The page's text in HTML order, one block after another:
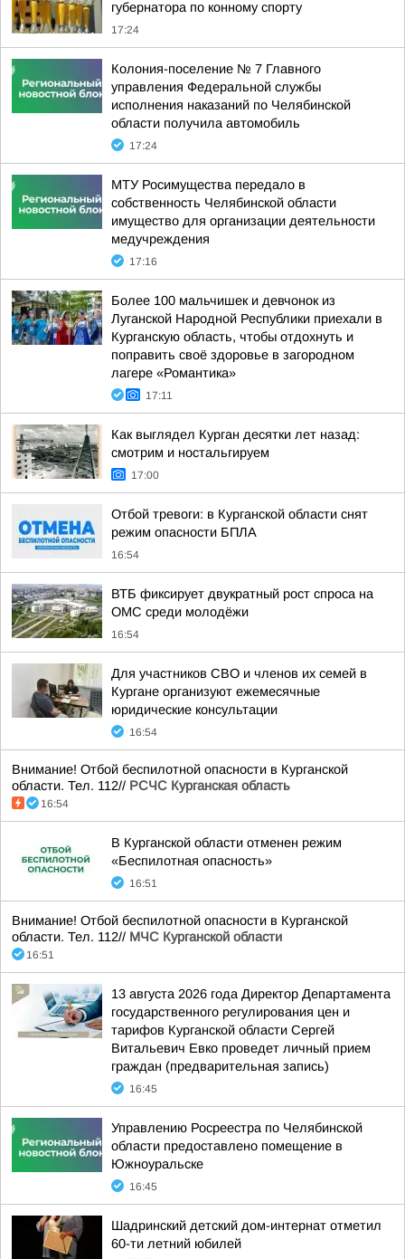
губернатора по конному спорту
17:24
Колония-поселение № 7 Главного
управления Федеральной службы
исполнения наказаний по Челябинской
области получила автомобиль
17:24
МТУ Росимущества передало в
собственность Челябинской области
имущество для организации деятельности
медучреждения
17:16
Более 100 мальчишек и девчонок из
Луганской Народной Республики приехали в
Курганскую область, чтобы отдохнуть и
поправить своё здоровье в загородном
лагере «Романтика»
17:11
Как выглядел Курган десятки лет назад:
смотрим и ностальгируем
17:00
Отбой тревоги: в Курганской области снят
режим опасности БПЛА
16:54
ВТБ фиксирует двукратный рост спроса на
ОМС среди молодёжи
16:54
Для участников СВО и членов их семей в
Кургане организуют ежемесячные
юридические консультации
16:54
Внимание! Отбой беспилотной опасности в Курганской
области. Тел. 112// РСЧС Курганская область
16:54
В Курганской области отменен режим
«Беспилотная опасность»
16:51
Внимание! Отбой беспилотной опасности в Курганской
области. Тел. 112// МЧС Курганской области
16:51
13 августа 2026 года Директор Департамента
государственного регулирования цен и
тарифов Курганской области Сергей
Витальевич Евко проведет личный прием
граждан (предварительная запись)
16:45
Управлению Росреестра по Челябинской
области предоставлено помещение в
Южноуральске
16:45
Шадринский детский дом-интернат отметил
60-ти летний юбилей